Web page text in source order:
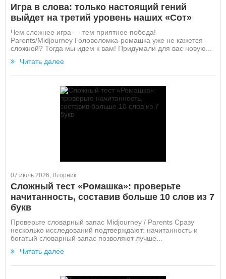
Игра в слова: только настоящий гений
выйдет на третий уровень наших «Сот»
Чем сложнее игра — тем приятнее победа!
Parents/Midjourney Головоломка-ромашка уже не кажется
сложной? Тогда мы идем к вам! Придумали для вас новую...
Читать далее
07 июль 2026, Вторник
Сложный тест «Ромашка»: проверьте
начитанность, составив больше 10 слов из 7
букв
Проверьте словарный запас Midjourney / Parents Сразу
несколько исследований подтверждают: начитанность и
богатый словарный запас позволяют лучше...
Читать далее